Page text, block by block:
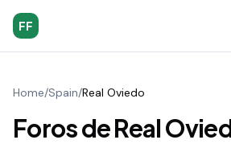
FF
Home/Spain/Real Oviedo
Foros de Real